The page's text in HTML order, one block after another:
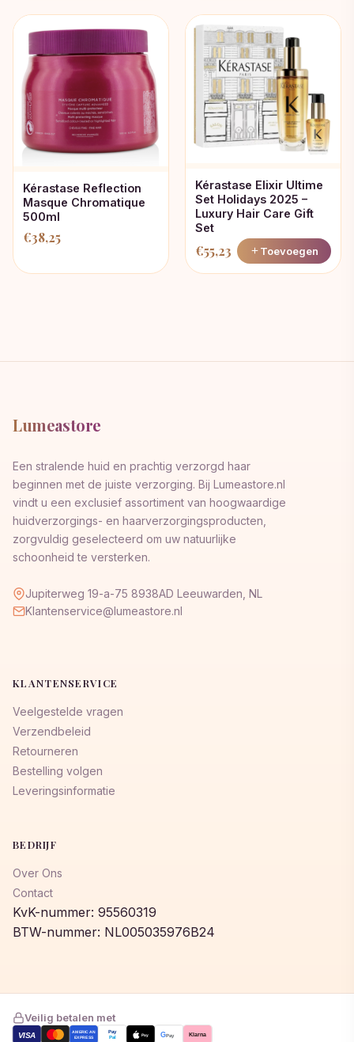
was:
€21,23.
is:
€19,00.
was:
€63,75.
is:
€50,15.
Kérastase Reflection
Masque Chromatique
500ml
€38,25
Kérastase Elixir Ultime
Set Holidays 2025 –
Luxury Hair Care Gift
Set
€55,23 Toevoegen
Lumeastore
Een stralende huid en prachtig verzorgd haar
beginnen met de juiste verzorging. Bij Lumeastore.nl
vindt u een exclusief assortiment van hoogwaardige
huidverzorgings- en haarverzorgingsproducten,
zorgvuldig geselecteerd om uw natuurlijke
schoonheid te versterken.
Jupiterweg 19-a-75 8938AD Leeuwarden, NL
Klantenservice@lumeastore.nl
KLANTENSERVICE
Veelgestelde vragen
Verzendbeleid
Retourneren
Bestelling volgen
Leveringsinformatie
BEDRIJF
Over Ons
Contact
KvK-nummer: 95560319
BTW-nummer: NL005035976B24
Veilig betalen met
VISA AMERICAN
EXPRESS
Pay
Pal Pay GPay Klarna